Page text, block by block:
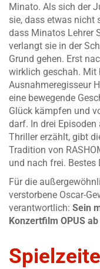
Minato. Als sich der
sie, dass etwas nicht
dass Minatos Lehrer
verlangt sie in der
Grund gehen. Erst
wirklich geschah. Mit
Ausnahmeregisseur
eine bewegende
Glück kämpfen und
darf. In drei
Thriller erzählt, gibt
Tradition von
und nach frei. Bestes
Für die
verstorbene Oscar-
verantwortlich: Sein
Konzertfilm OPUS